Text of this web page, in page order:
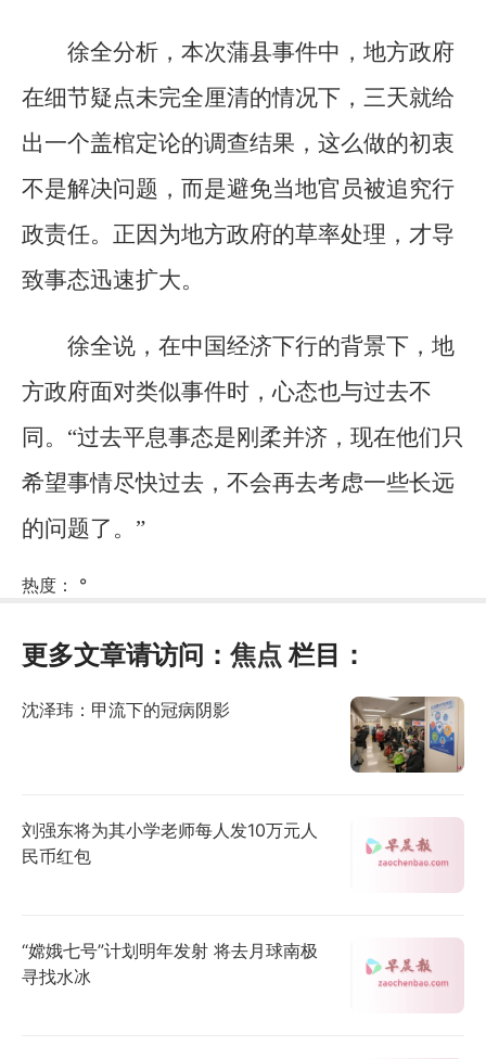
徐全分析，本次蒲县事件中，地方政府
在细节疑点未完全厘清的情况下，三天就给
出一个盖棺定论的调查结果，这么做的初衷
不是解决问题，而是避免当地官员被追究行
政责任。正因为地方政府的草率处理，才导
致事态迅速扩大。
徐全说，在中国经济下行的背景下，地
方政府面对类似事件时，心态也与过去不
同。“过去平息事态是刚柔并济，现在他们只
希望事情尽快过去，不会再去考虑一些长远
的问题了。”
热度： °
更多文章请访问： 焦点 栏目：
沈泽玮：甲流下的冠病阴影
刘强东将为其小学老师每人发10万元人
民币红包
“嫦娥七号”计划明年发射 将去月球南极
寻找水冰